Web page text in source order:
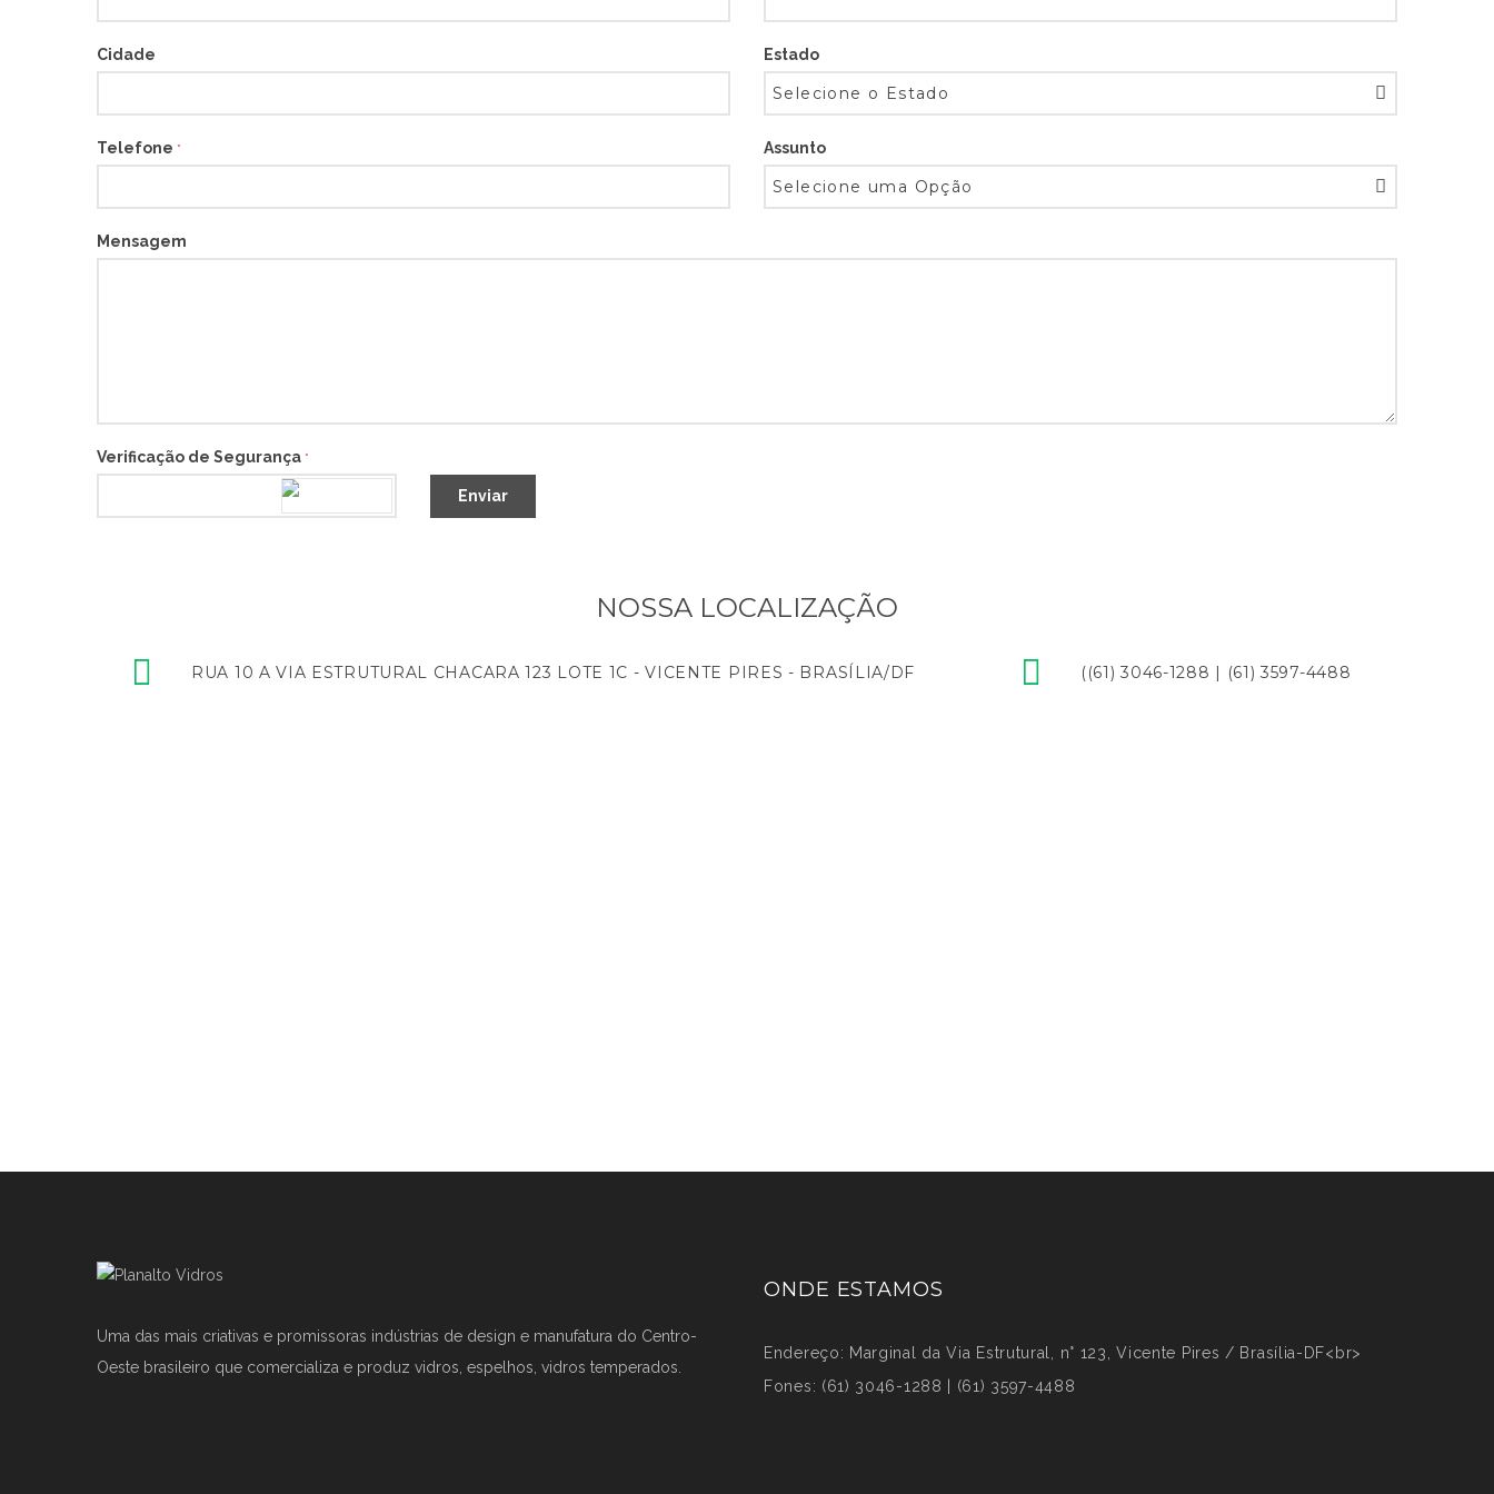
Cidade Estado
Telefone * Assunto
Mensagem
Verificação de Segurança *
Enviar
NOSSA LOCALIZAÇÃO
RUA 10 A VIA ESTRUTURAL CHACARA 123 LOTE 1C - VICENTE PIRES - BRASÍLIA/DF ((61) 3046-1288 | (61) 3597-4488
Uma das mais criativas e promissoras indústrias de design e manufatura do Centro-
Oeste brasileiro que comercializa e produz vidros, espelhos, vidros temperados.
ONDE ESTAMOS
Endereço: Marginal da Via Estrutural, n° 123, Vicente Pires / Brasília-DF<br>
Fones: (61) 3046-1288 | (61) 3597-4488